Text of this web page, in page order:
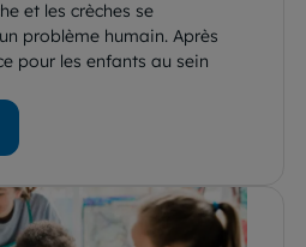
et les crèches se
problème humain. Après
pour les enfants au sein